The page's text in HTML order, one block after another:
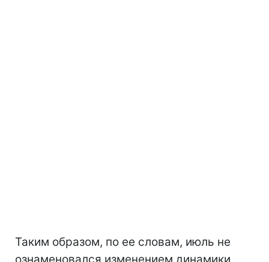
Таким образом, по ее словам, июль не